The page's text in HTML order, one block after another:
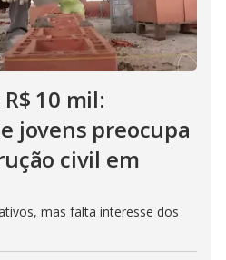
10 mil:
jovens preocupa
civil em
mas falta interesse dos